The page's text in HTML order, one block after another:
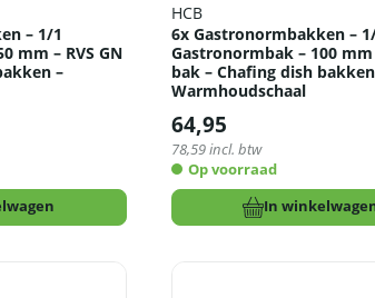
– 1/1
mm – RVS GN
–
HCB
6x Gastronormbakken –
Gastronormbak – 100 mm
bak – Chafing dish
Warmhoudschaal
64,95
78,59incl. btw
Op voorraad
In